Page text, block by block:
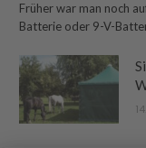
Früher war man noch
Batterie oder 9-V-